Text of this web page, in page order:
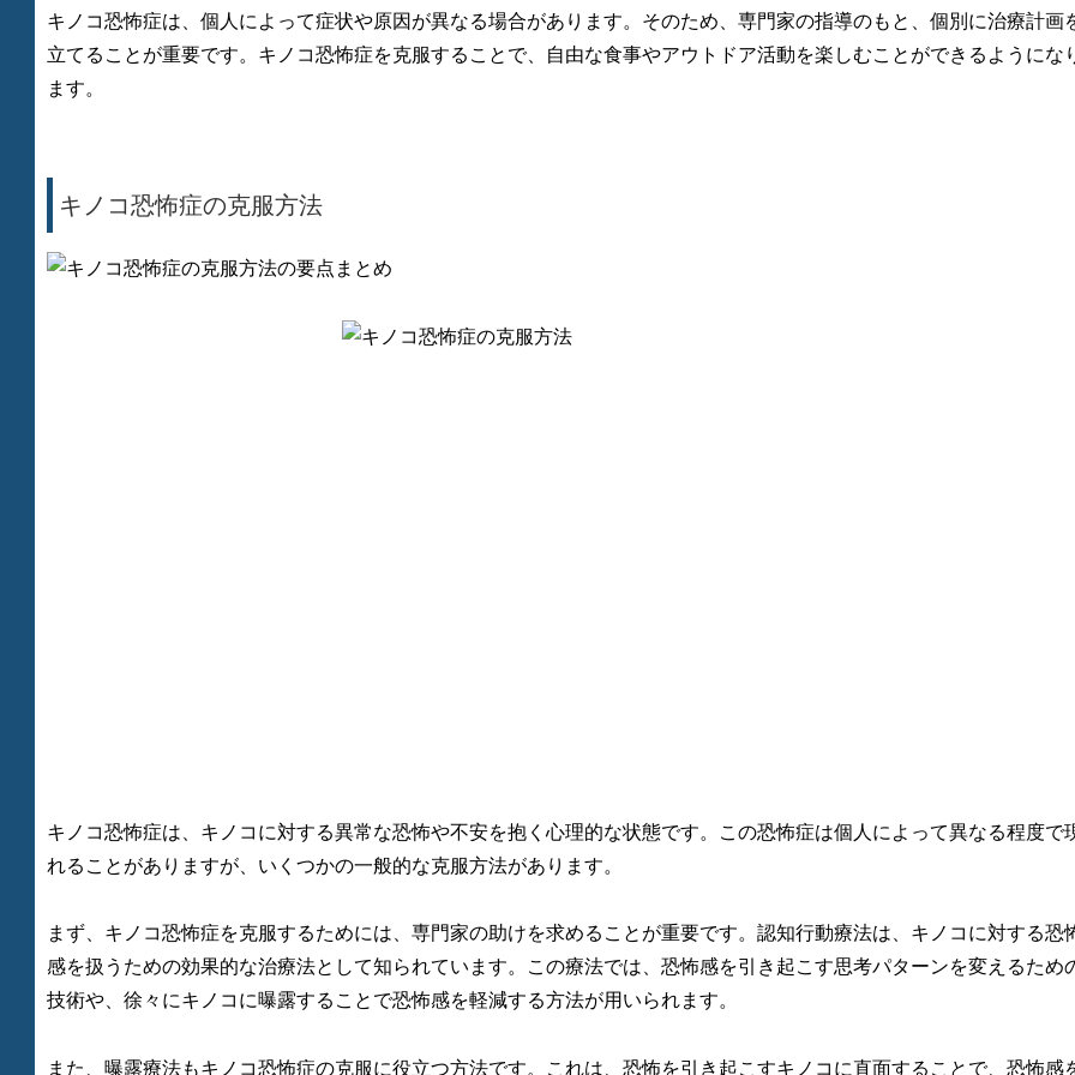
キノコ恐怖症は、個人によって症状や原因が異なる場合があります。そのため、専門家の指導のもと、個別に治療計画
立てることが重要です。キノコ恐怖症を克服することで、自由な食事やアウトドア活動を楽しむことができるようにな
ます。
キノコ恐怖症の克服方法
キノコ恐怖症は、キノコに対する異常な恐怖や不安を抱く心理的な状態です。この恐怖症は個人によって異なる程度で
れることがありますが、いくつかの一般的な克服方法があります。
まず、キノコ恐怖症を克服するためには、専門家の助けを求めることが重要です。認知行動療法は、キノコに対する恐
感を扱うための効果的な治療法として知られています。この療法では、恐怖感を引き起こす思考パターンを変えるため
技術や、徐々にキノコに曝露することで恐怖感を軽減する方法が用いられます。
また、曝露療法もキノコ恐怖症の克服に役立つ方法です。これは、恐怖を引き起こすキノコに直面することで、恐怖感